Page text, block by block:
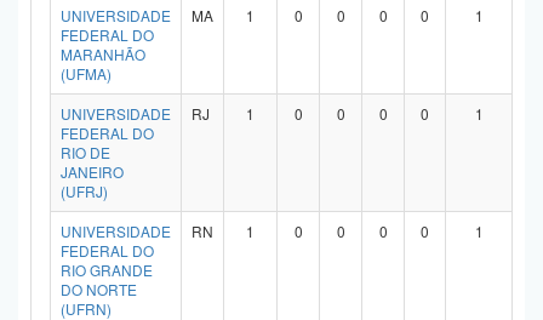
UNIVERSIDADE
FEDERAL DO
MARANHÃO
(UFMA)
MA 1 0 0 0 0 1
UNIVERSIDADE
FEDERAL DO
RIO DE
JANEIRO
(UFRJ)
RJ 1 0 0 0 0 1
UNIVERSIDADE
FEDERAL DO
RIO GRANDE
DO NORTE
(UFRN)
RN 1 0 0 0 0 1